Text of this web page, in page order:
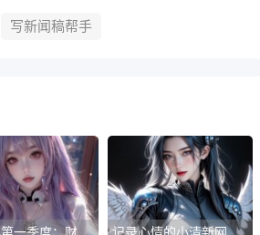
写新闻稿帮手
2021年第一季度：财务表现分析报告 记录心情的小清新网站 — 文心一言